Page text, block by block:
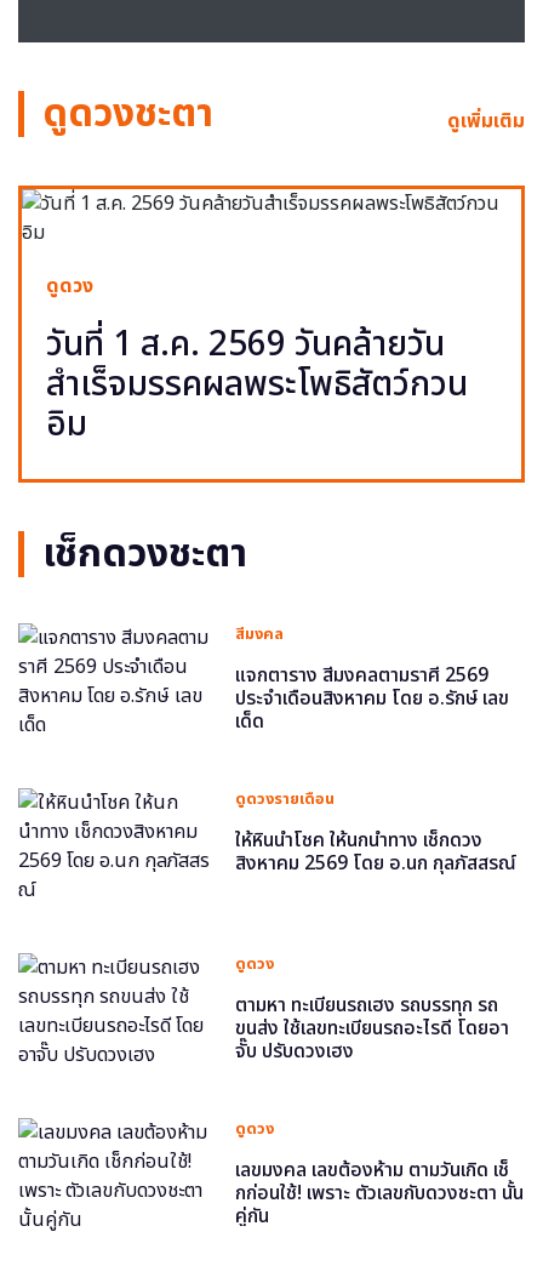
ดูดวงชะตา ดูเพิ่มเติม
ดูดวง
วันที่ 1 ส.ค. 2569 วันคล้ายวัน
สำเร็จมรรคผลพระโพธิสัตว์กวน
อิม
เช็กดวงชะตา
สีมงคล
แจกตาราง สีมงคลตามราศี 2569
ประจำเดือนสิงหาคม โดย อ.รักษ์ เลข
เด็ด
ดูดวงรายเดือน
ให้หินนำโชค ให้นกนำทาง เช็กดวง
สิงหาคม 2569 โดย อ.นก กุลภัสสรณ์
ดูดวง
ตามหา ทะเบียนรถเฮง รถบรรทุก รถ
ขนส่ง ใช้เลขทะเบียนรถอะไรดี โดยอา
จั๊บ ปรับดวงเฮง
ดูดวง
เลขมงคล เลขต้องห้าม ตามวันเกิด เช็
กก่อนใช้! เพราะ ตัวเลขกับดวงชะตา นั้น
คู่กัน